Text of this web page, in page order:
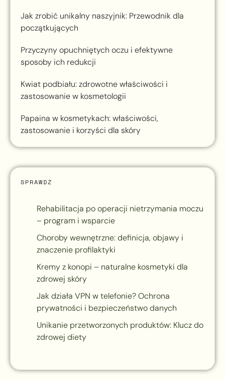
Jak zrobić unikalny naszyjnik: Przewodnik dla
początkujących
Przyczyny opuchniętych oczu i efektywne
sposoby ich redukcji
Kwiat podbiału: zdrowotne właściwości i
zastosowanie w kosmetologii
Papaina w kosmetykach: właściwości,
zastosowanie i korzyści dla skóry
SPRAWDŹ
Rehabilitacja po operacji nietrzymania moczu
– program i wsparcie
Choroby wewnętrzne: definicja, objawy i
znaczenie profilaktyki
Kremy z konopi – naturalne kosmetyki dla
zdrowej skóry
Jak działa VPN w telefonie? Ochrona
prywatności i bezpieczeństwo danych
Unikanie przetworzonych produktów: Klucz do
zdrowej diety